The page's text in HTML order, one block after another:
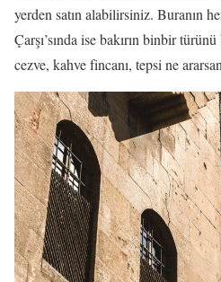
yerden satın alabilirsiniz. Buranın
Çarşı’sında ise bakırın binbir
cezve, kahve fincanı, tepsi ne